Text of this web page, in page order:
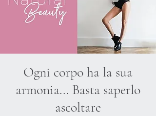
Ogni corpo ha la sua
armonia... Basta saperlo
ascoltare